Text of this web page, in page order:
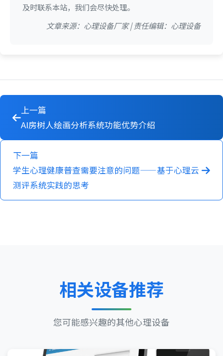
及时联系本站，我们会尽快处理。
文章来源：心理设备厂家 | 责任编辑：心理设备
上一篇
AI房树人绘画分析系统功能优势介绍
下一篇
学生心理健康普查需要注意的问题——基于心理云
测评系统实践的思考
相关设备推荐
您可能感兴趣的其他心理设备